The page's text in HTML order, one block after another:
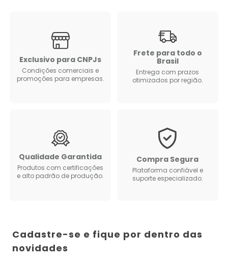
Exclusivo para CNPJs
Condições comerciais e
promoções para empresas.
Frete para todo o
Brasil
Entrega com prazos
otimizados por região.
Qualidade Garantida
Produtos com certificações
e alto padrão de produção.
Compra Segura
Plataforma confiável e
suporte especializado.
Cadastre-se e fique por dentro das
novidades